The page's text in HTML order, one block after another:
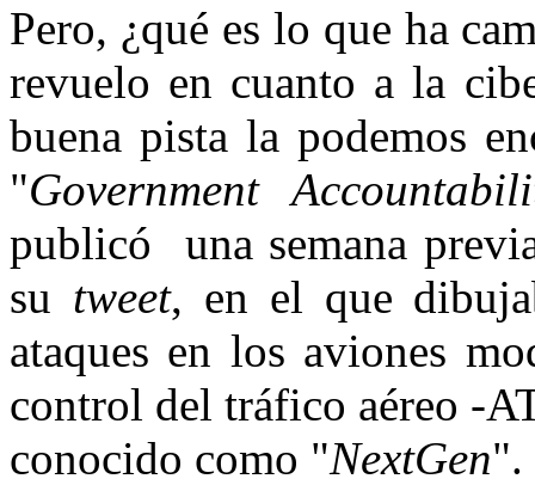
Pero, ¿qué es lo que ha
revuelo en cuanto a la
buena pista la podemos
"Government
publicó una semana
su tweet, en el que
ataques en los aviones
control del tráfico aéreo -
conocido como "NextGen".